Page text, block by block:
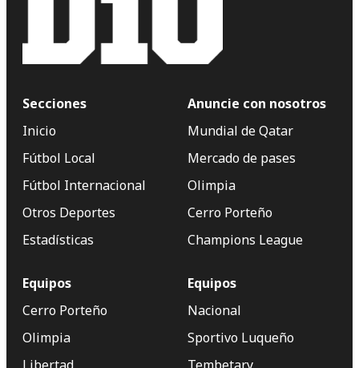
Secciones
Inicio
Fútbol Local
Fútbol Internacional
Otros Deportes
Estadísticas
Anuncie con nosotros
Mundial de Qatar
Mercado de pases
Olimpia
Cerro Porteño
Champions League
Equipos
Cerro Porteño
Olimpia
Equipos
Nacional
Sportivo Luqueño